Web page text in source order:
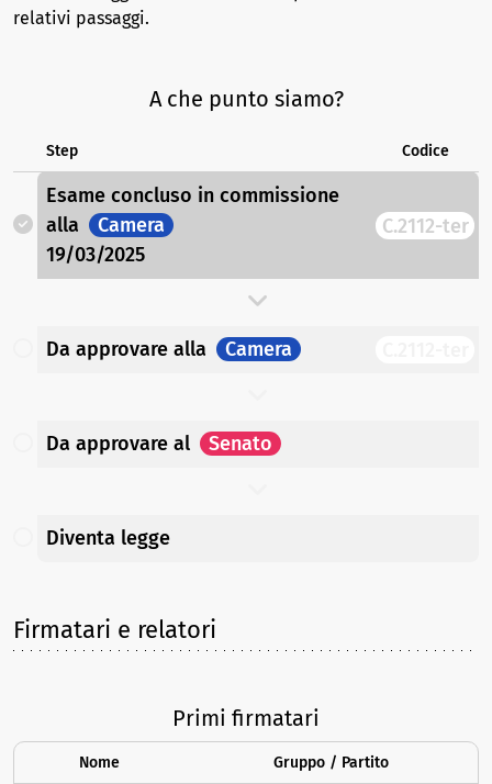
relativi passaggi.
A che punto siamo?
Step Codice
Esame concluso in commissione
alla
Camera
19/03/2025
C.2112-ter
Da approvare alla Camera
Da approvare al Senato
Diventa legge
Firmatari e relatori
Primi firmatari
Nome Gruppo / Partito